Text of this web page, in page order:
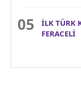
İLK TÜRK
FERACELİ